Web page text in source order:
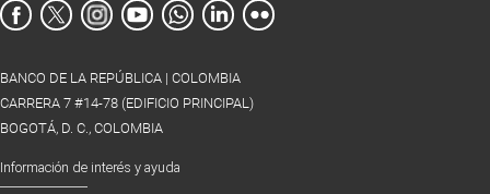
BANCO DE LA REPÚBLICA | COLOMBIA
CARRERA 7 #14-78 (EDIFICIO PRINCIPAL)
BOGOTÁ, D. C., COLOMBIA
Información de interés y ayuda